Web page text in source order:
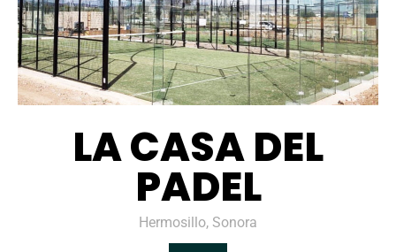
LA CASA DEL
PADEL
Hermosillo, Sonora